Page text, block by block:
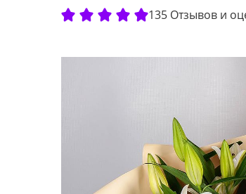
135 Отзывов и